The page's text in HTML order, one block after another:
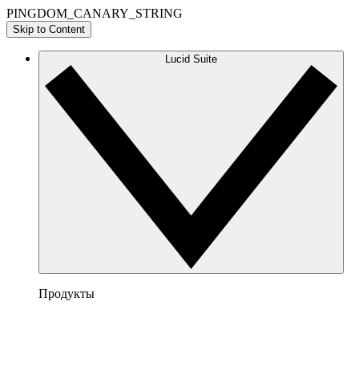
PINGDOM_CANARY_STRING
Skip to Content
Lucid Suite
Продукты